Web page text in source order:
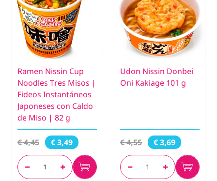
Ramen Nissin Cup
Noodles Tres Misos |
Fideos Instantáneos
Japoneses con Caldo
de Miso | 82 g
€ 4,45 € 3,49
Udon Nissin Donbei
Oni Kakiage 101 g
€ 4,55 € 3,69